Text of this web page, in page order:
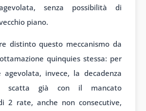
senza possibilità di
piano.
distinto questo meccanismo da
quinquies stessa: per
agevolata, invece, la decadenza
scatta già con il mancato
2 rate, anche non consecutive,